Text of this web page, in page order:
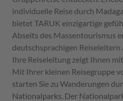
individuelle Reise durch
bietet TARUK einzigartige
Abseits des Massentourismus
deutschsprachigen Reiseleitern
Ihre Reiseleitung zeigt Ihnen
Mit Ihrer kleinen Reisegruppe
starten Sie zu Wanderungen
Nationalparks. Der